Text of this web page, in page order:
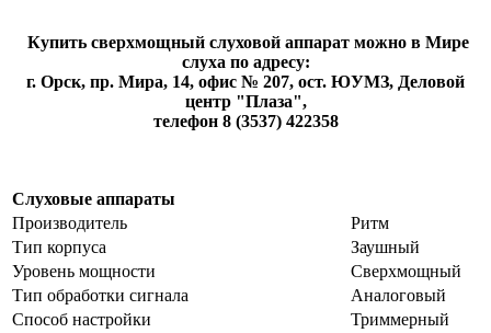
Купить сверхмощный слуховой аппарат можно в Мире
слуха по адресу:
г. Орск, пр. Мира, 14, офис № 207, ост. ЮУМЗ, Деловой
центр "Плаза",
телефон 8 (3537) 422358
Слуховые аппараты
Производитель
Ритм
Тип корпуса
Заушный
Уровень мощности
Сверхмощный
Тип обработки сигнала
Аналоговый
Способ настройки
Триммерный